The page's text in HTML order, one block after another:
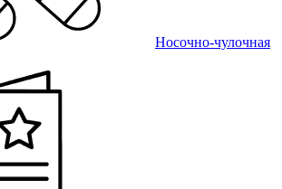
Носочно-чулочная